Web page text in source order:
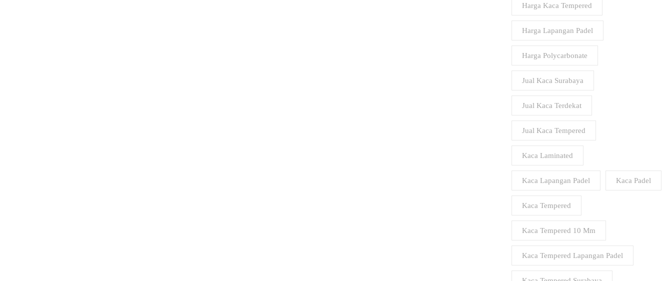
Harga Kaca Tempered
Harga Lapangan Padel
Harga Polycarbonate
Jual Kaca Surabaya
Jual Kaca Terdekat
Jual Kaca Tempered
Kaca Laminated
Kaca Lapangan Padel Kaca Padel
Kaca Tempered
Kaca Tempered 10 Mm
Kaca Tempered Lapangan Padel